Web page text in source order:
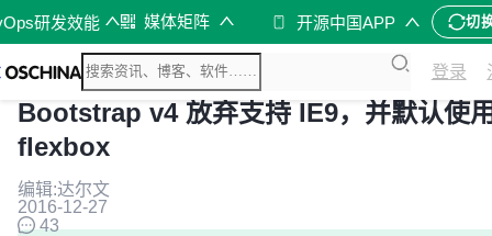
研发效能 媒体矩阵 开源中国APP 切
登录
Bootstrap v4 放弃支持 IE9，并默认使
flexbox
编辑:达尔文
2016-12-27
43